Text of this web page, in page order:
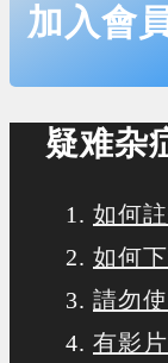
加入會
疑难杂
如何
如何
請勿
有影